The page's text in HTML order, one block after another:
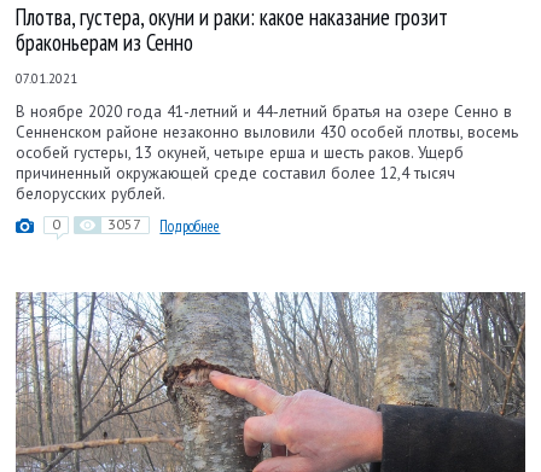
Плотва, густера, окуни и раки: какое наказание грозит
браконьерам из Сенно
07.01.2021
В ноябре 2020 года 41-летний и 44-летний братья на озере Сенно в
Сенненском районе незаконно выловили 430 особей плотвы, восемь
особей густеры, 13 окуней, четыре ерша и шесть раков. Ущерб
причиненный окружающей среде составил более 12,4 тысяч
белорусских рублей.
0 3057 Подробнее